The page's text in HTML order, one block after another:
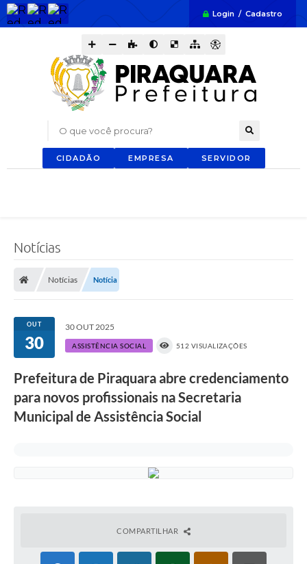
Login / Cadastro
O que você procura?
CIDADÃO EMPRESA SERVIDOR
Notícias
Notícias Notícia
OUT
30
30 OUT 2025
ASSISTÊNCIA SOCIAL 512 VISUALIZAÇÕES
Prefeitura de Piraquara abre credenciamento
para novos profissionais na Secretaria
Municipal de Assistência Social
COMPARTILHAR